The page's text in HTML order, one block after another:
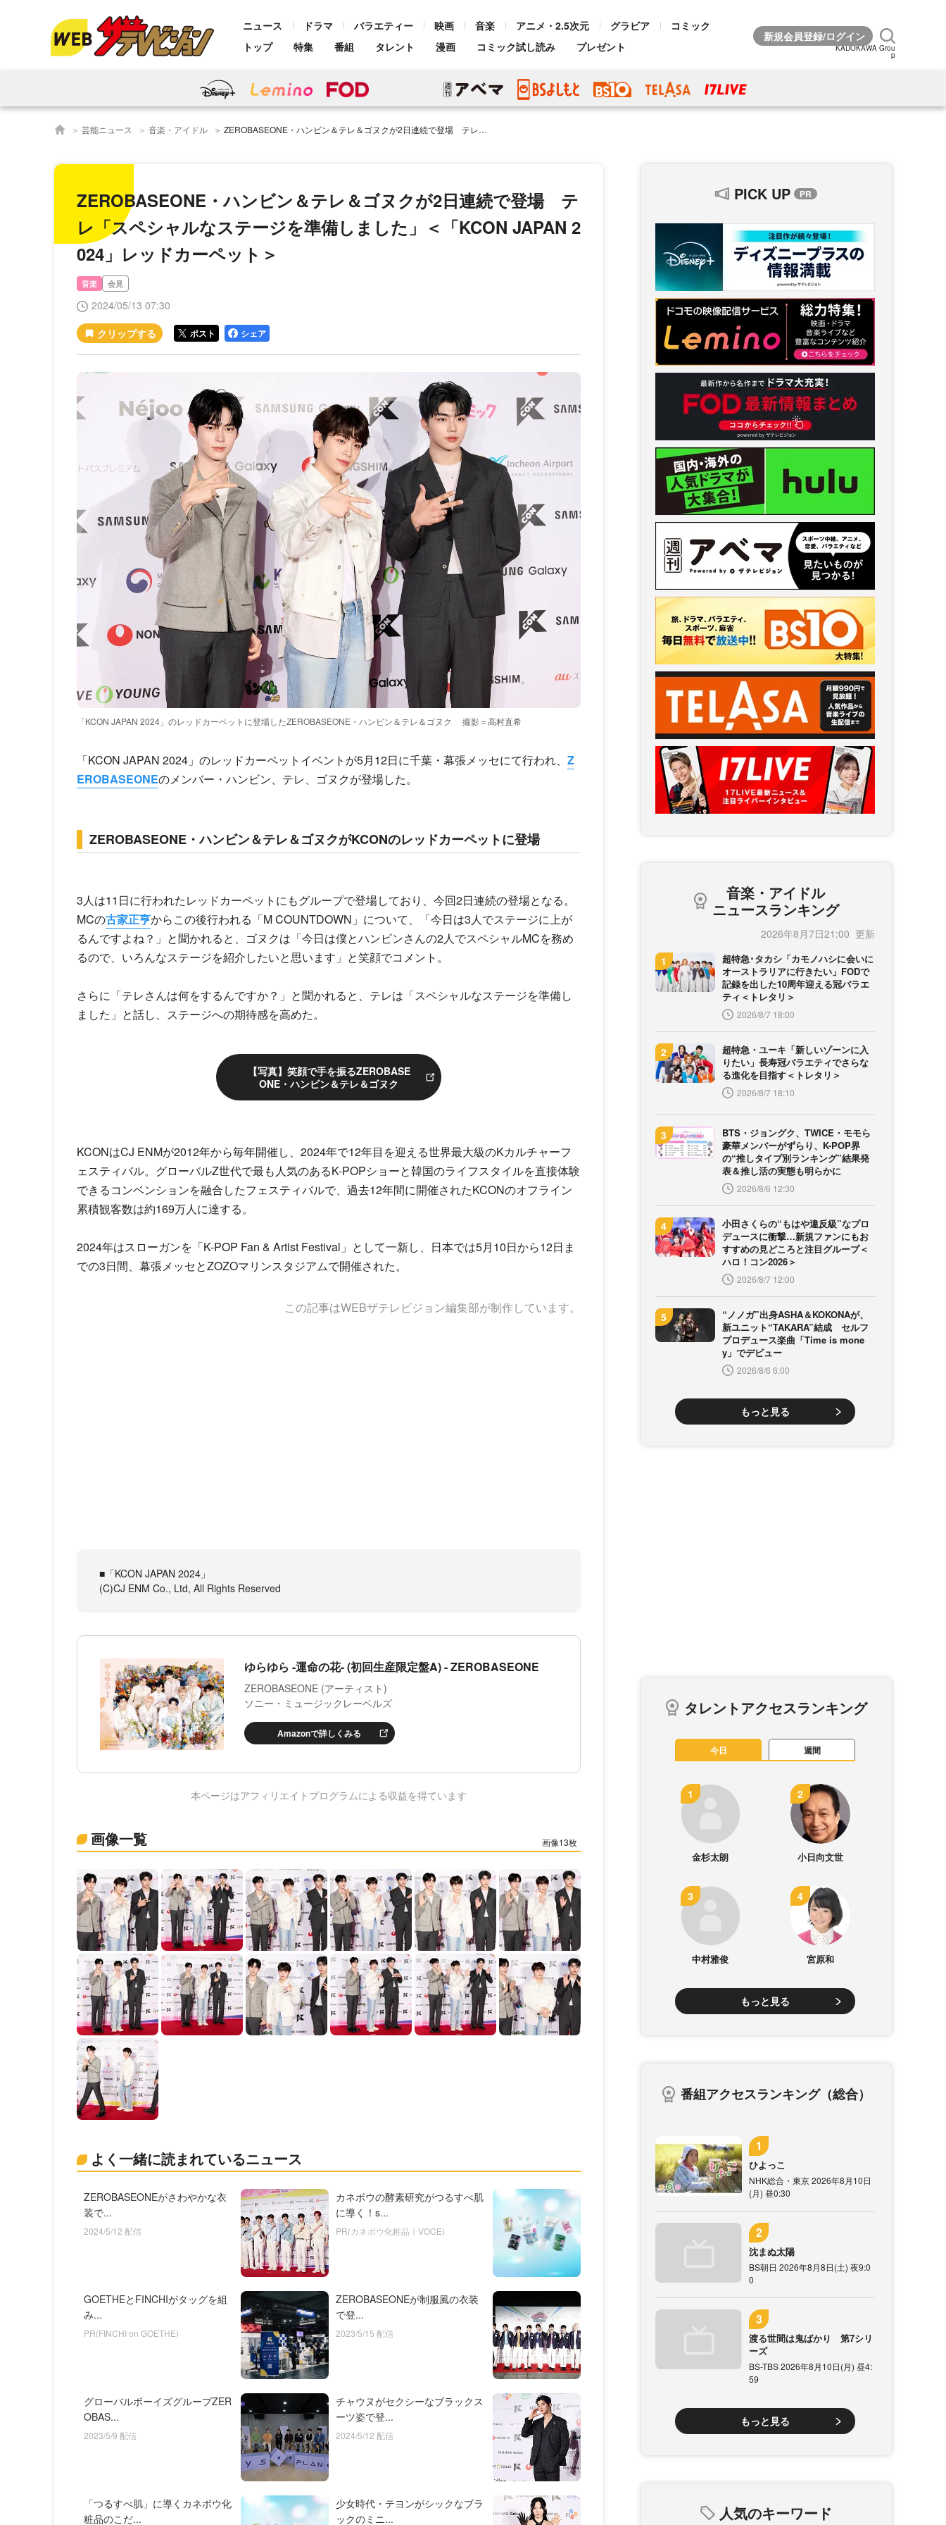
ニュース ドラマ バラエティー 映画 音楽 アニメ・2.5次元 グラビア
コミック
トップ
特集 番組 タレント 漫画 コミック試し読み プレゼント KADOKAWA Grou
p
芸能ニュース 音楽・アイドル ZEROBASEONE・ハンビン＆テレ＆ゴヌクが2日連続で登場 テレ「スペシャルなステージを準備しました」＜「KCON JAPAN 2024」レッドカーペット＞
ZEROBASEONE・ハンビン＆テレ＆ゴヌクが2日連続で登場 テ
レ「スペシャルなステージを準備しました」＜「KCON JAPAN 2
024」レッドカーペット＞
音楽 会見
2024/05/13 07:30
ポスト シェア
「KCON JAPAN 2024」のレッドカーペットに登場したZEROBASEONE・ハンビン＆テレ＆ゴヌク 撮影＝高村直希
「KCON JAPAN 2024」のレッドカーペットイベントが5月12日に千葉・幕張メッセにて行われ、 Z
EROBASEONEのメンバー・ハンビン、テレ、ゴヌクが登場した。
ZEROBASEONE・ハンビン＆テレ＆ゴヌクがKCONのレッドカーペットに登場
3人は11日に行われたレッドカーペットにもグループで登場しており、今回2日連続の登場となる。
MCの古家正亨からこの後行われる「M COUNTDOWN」について、「今日は3人でステージに上が
るんですよね？」と聞かれると、ゴヌクは「今日は僕とハンビンさんの2人でスペシャルMCを務め
るので、いろんなステージを紹介したいと思います」と笑顔でコメント。
さらに「テレさんは何をするんですか？」と聞かれると、テレは「スペシャルなステージを準備し
ました」と話し、ステージへの期待感を高めた。
【写真】笑顔で手を振るZEROBASE
ONE・ハンビン＆テレ＆ゴヌク
KCONはCJ ENMが2012年から毎年開催し、2024年で12年目を迎える世界最大級のKカルチャーフ
ェスティバル。グローバルZ世代で最も人気のあるK-POPショーと韓国のライフスタイルを直接体験
できるコンベンションを融合したフェスティバルで、過去12年間に開催されたKCONのオフライン
累積観客数は約169万人に達する。
2024年はスローガンを「K-POP Fan & Artist Festival」として一新し、日本では5月10日から12日ま
での3日間、幕張メッセとZOZOマリンスタジアムで開催された。
この記事はWEBザテレビジョン編集部が制作しています。
■「KCON JAPAN 2024」
(C)CJ ENM Co., Ltd, All Rights Reserved
ゆらゆら -運命の花- (初回生産限定盤A) - ZEROBASEONE
ZEROBASEONE (アーティスト)
ソニー・ミュージックレーベルズ
Amazonで詳しくみる
本ページはアフィリエイトプログラムによる収益を得ています
画像一覧 13
よく一緒に読まれているニュース
ZEROBASEONEがさわやかな衣
装で...
2024/5/12 配信
カネボウの酵素研究がつるすべ肌
に導く！s...
PR(カネボウ化粧品｜VOCE)
GOETHEとFINCHIがタッグを組
み...
PR(FINCHI on GOETHE)
ZEROBASEONEが制服風の衣装
で登...
2023/5/15 配信
グローバルボーイズグループZER
OBAS...
2023/5/9 配信
チャウヌがセクシーなブラックス
ーツ姿で登...
2024/5/12 配信
「つるすべ肌」に導くカネボウ化
粧品のこだ...
少女時代・テヨンがシックなブラ
ックのミニ...
PICK UP
音楽・アイドル
ニュースランキング
2026年8月7日21:00
超特急･タカシ「カモノハシに会いに
オーストラリアに行きたい」FODで
記録を出した10周年迎える冠バラエ
ティ＜トレタリ＞
2026/8/7 18:00
超特急・ユーキ「新しいゾーンに入
りたい」長寿冠バラエティでさらな
る進化を目指す＜トレタリ＞
2026/8/7 18:10
BTS・ジョングク、TWICE・モモら
豪華メンバーがずらり、K-POP界
の“推しタイプ別ランキング”結果発
表＆推し活の実態も明らかに
2026/8/6 12:30
小田さくらの“もはや違反級”なプロ
デュースに衝撃…新規ファンにもお
すすめの見どころと注目グループ＜
ハロ！コン2026＞
2026/8/7 12:00
“ノノガ”出身ASHA＆KOKONAが、
新ユニット“TAKARA”結成 セルフ
プロデュース楽曲「Time is mone
y」でデビュー
2026/8/6 6:00
もっと見る
タレントアクセスランキング
今日 週間
金杉太朗 小日向文世
中村雅俊 宮原和
もっと見る
番組アクセスランキング（総合）
ひよっこ
NHK総合・東京 2026年8月10日
(月) 昼0:30
沈まぬ太陽
BS朝日 2026年8月8日(土) 夜9:0
0
渡る世間は鬼ばかり 第7シリ
ーズ
BS-TBS 2026年8月10日(月) 昼4:
59
もっと見る
人気のキーワード